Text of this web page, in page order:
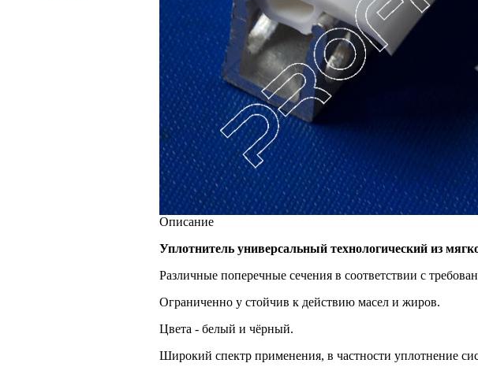
Описание
Уплотнитель универсальный технологический из
Различные поперечные сечения в соответствии с
Ограниченно у стойчив к действию масел и жиров.
Цвета - белый и чёрный.
Широкий спектр применения, в частности уплотнение